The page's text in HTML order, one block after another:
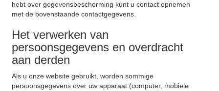
hebt over gegevensbescherming kunt u contact opnemen
met de bovenstaande contactgegevens.
Het verwerken van
persoonsgegevens en overdracht
aan derden
Als u onze website gebruikt, worden sommige
persoonsgegevens over uw apparaat (computer, mobiele